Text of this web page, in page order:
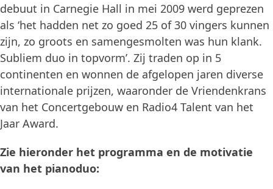
debuut in Carnegie Hall in mei 2009 werd geprezen
als ‘het hadden net zo goed 25 of 30 vingers kunnen
zijn, zo groots en samengesmolten was hun klank.
Subliem duo in topvorm’. Zij traden op in 5
continenten en wonnen de afgelopen jaren diverse
internationale prijzen, waaronder de Vriendenkrans
van het Concertgebouw en Radio4 Talent van het
Jaar Award.
Zie hieronder het programma en de motivatie
van het pianoduo: